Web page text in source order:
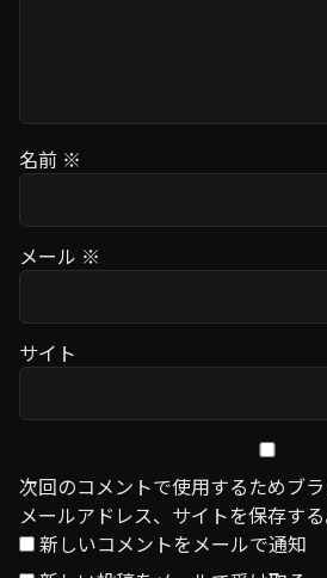
名前 ※
メール ※
サイト
次回のコメントで使用するためブラ
メールアドレス、サイトを保存する
新しいコメントをメールで通知